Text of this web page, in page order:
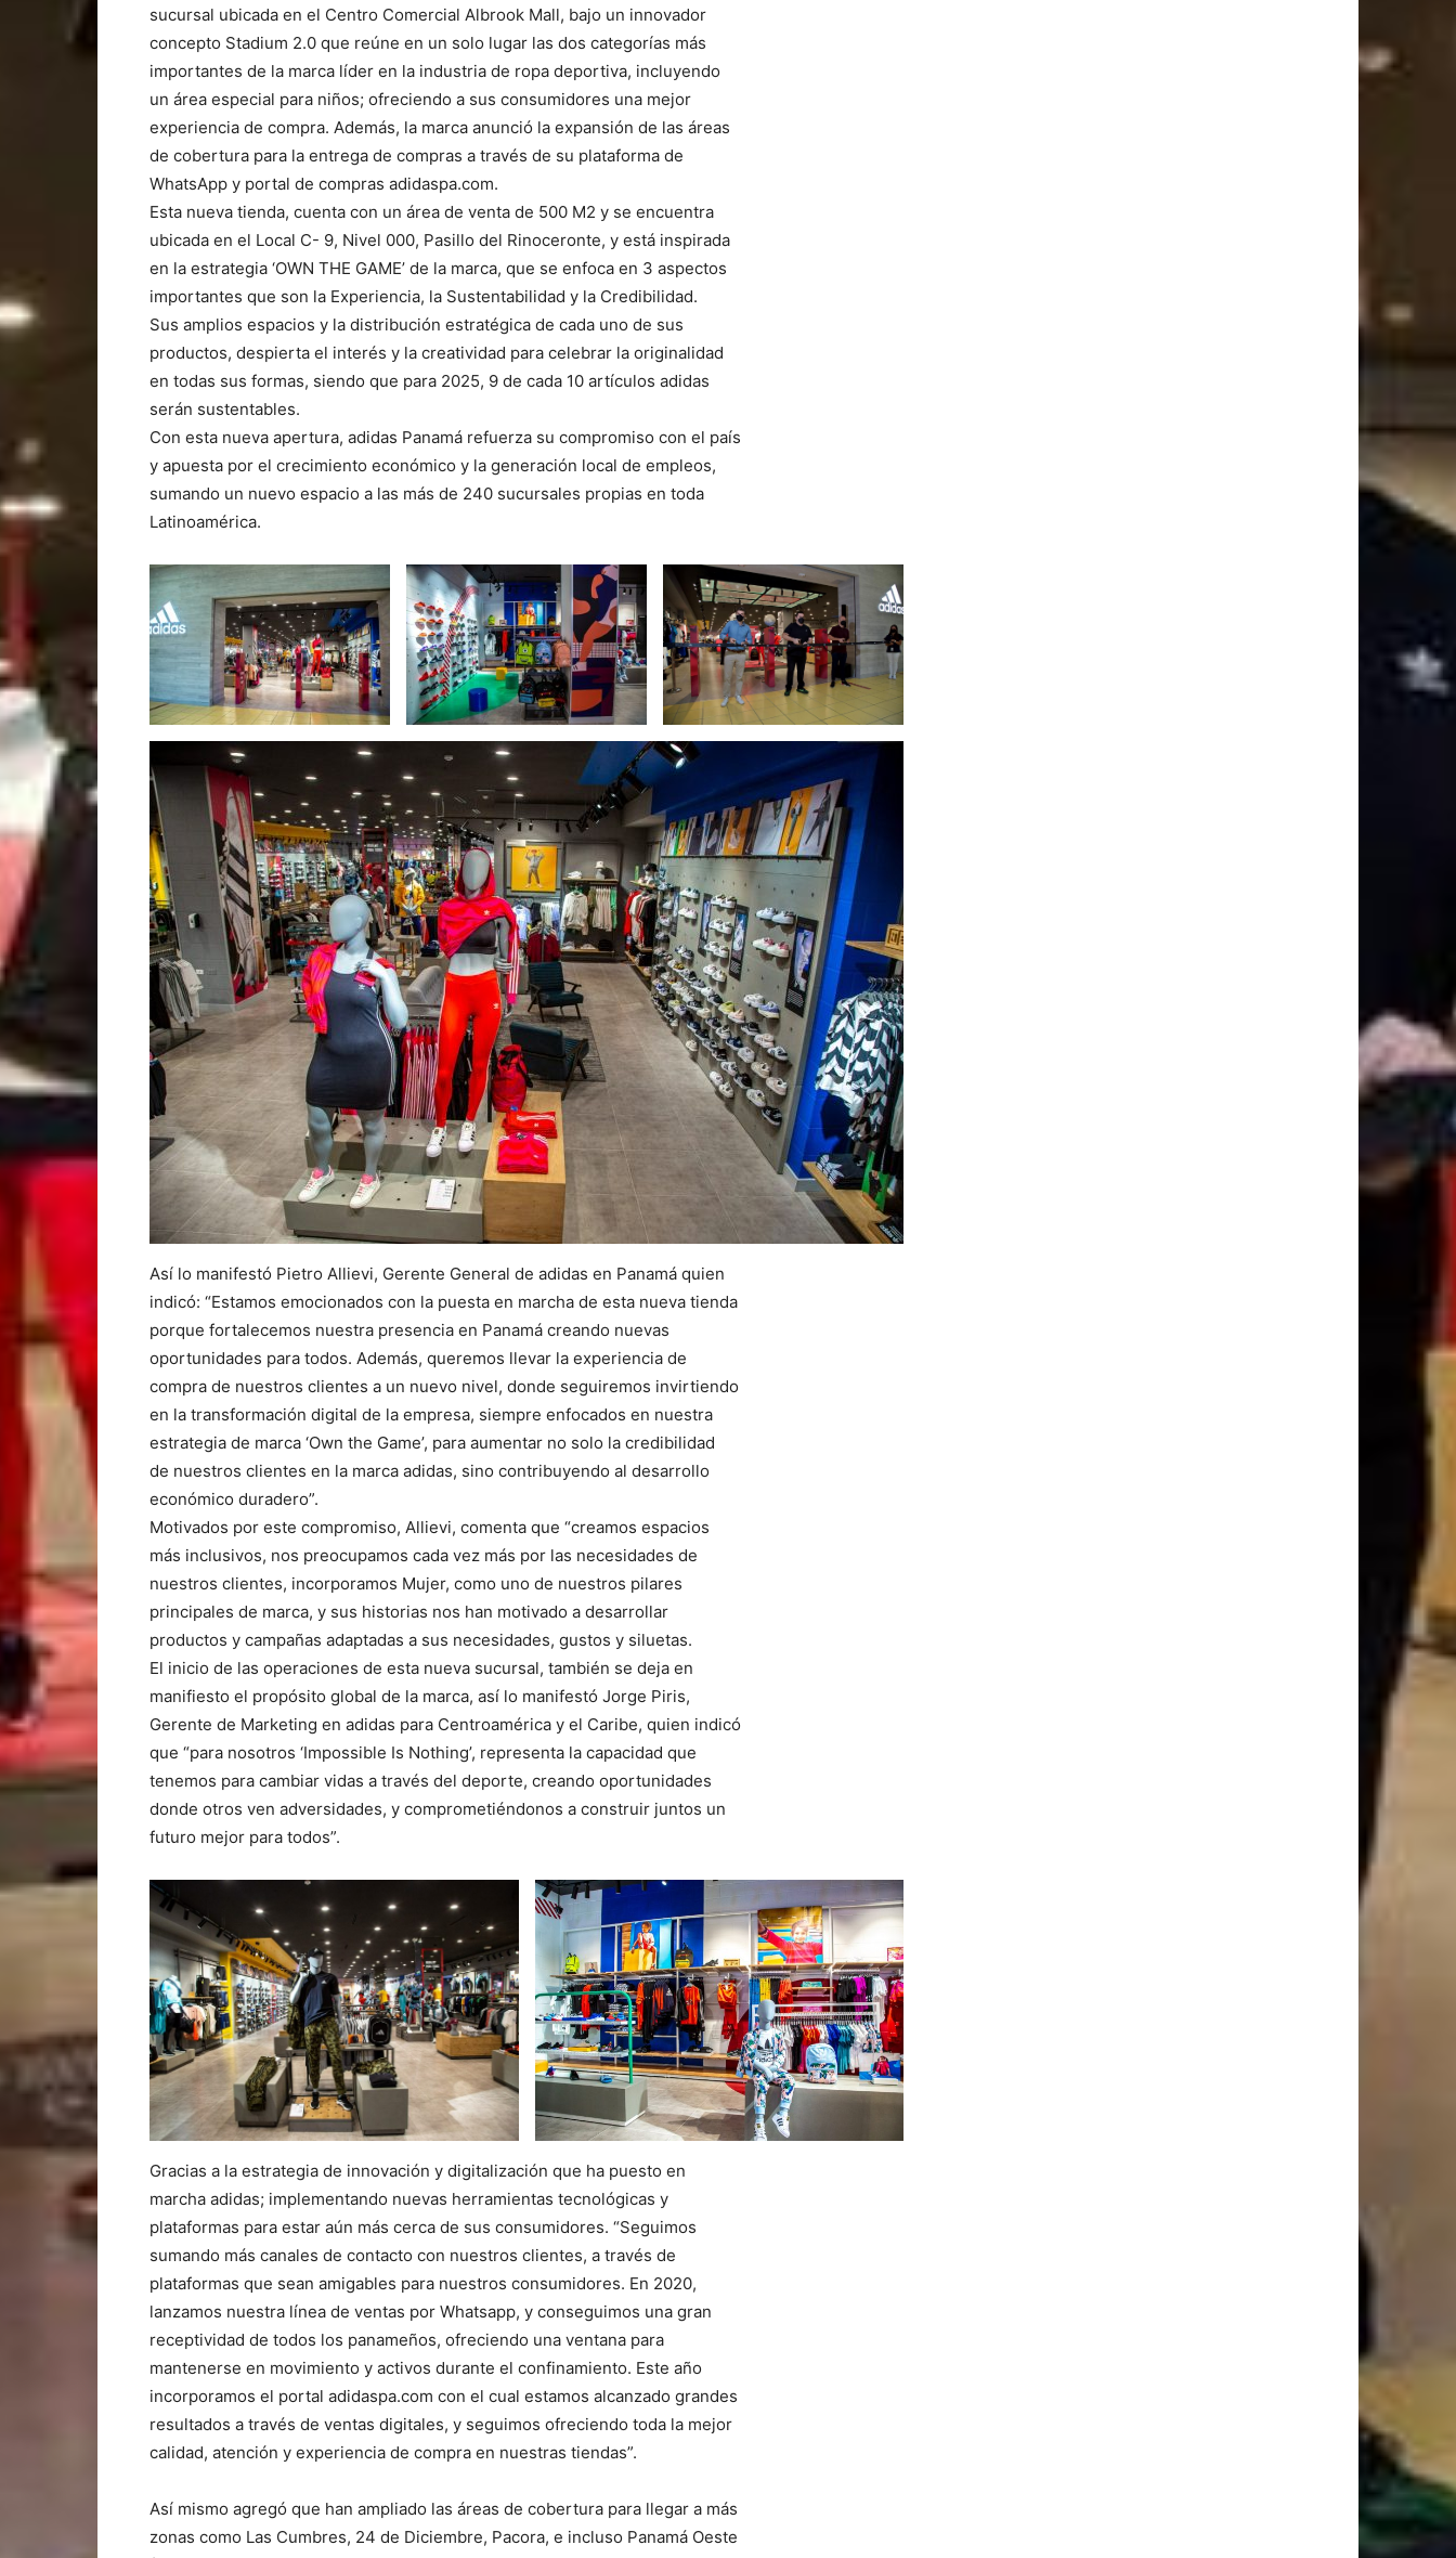
sucursal ubicada en el Centro Comercial Albrook Mall, bajo un innovador
concepto Stadium 2.0 que reúne en un solo lugar las dos categorías más
importantes de la marca líder en la industria de ropa deportiva, incluyendo
un área especial para niños; ofreciendo a sus consumidores una mejor
experiencia de compra. Además, la marca anunció la expansión de las áreas
de cobertura para la entrega de compras a través de su plataforma de
WhatsApp y portal de compras adidaspa.com.
Esta nueva tienda, cuenta con un área de venta de 500 M2 y se encuentra
ubicada en el Local C- 9, Nivel 000, Pasillo del Rinoceronte, y está inspirada
en la estrategia ‘OWN THE GAME’ de la marca, que se enfoca en 3 aspectos
importantes que son la Experiencia, la Sustentabilidad y la Credibilidad.
Sus amplios espacios y la distribución estratégica de cada uno de sus
productos, despierta el interés y la creatividad para celebrar la originalidad
en todas sus formas, siendo que para 2025, 9 de cada 10 artículos adidas
serán sustentables.
Con esta nueva apertura, adidas Panamá refuerza su compromiso con el país
y apuesta por el crecimiento económico y la generación local de empleos,
sumando un nuevo espacio a las más de 240 sucursales propias en toda
Latinoamérica.
Así lo manifestó Pietro Allievi, Gerente General de adidas en Panamá quien
indicó: “Estamos emocionados con la puesta en marcha de esta nueva tienda
porque fortalecemos nuestra presencia en Panamá creando nuevas
oportunidades para todos. Además, queremos llevar la experiencia de
compra de nuestros clientes a un nuevo nivel, donde seguiremos invirtiendo
en la transformación digital de la empresa, siempre enfocados en nuestra
estrategia de marca ‘Own the Game’, para aumentar no solo la credibilidad
de nuestros clientes en la marca adidas, sino contribuyendo al desarrollo
económico duradero”.
Motivados por este compromiso, Allievi, comenta que “creamos espacios
más inclusivos, nos preocupamos cada vez más por las necesidades de
nuestros clientes, incorporamos Mujer, como uno de nuestros pilares
principales de marca, y sus historias nos han motivado a desarrollar
productos y campañas adaptadas a sus necesidades, gustos y siluetas.
El inicio de las operaciones de esta nueva sucursal, también se deja en
manifiesto el propósito global de la marca, así lo manifestó Jorge Piris,
Gerente de Marketing en adidas para Centroamérica y el Caribe, quien indicó
que “para nosotros ‘Impossible Is Nothing’, representa la capacidad que
tenemos para cambiar vidas a través del deporte, creando oportunidades
donde otros ven adversidades, y comprometiéndonos a construir juntos un
futuro mejor para todos”.
Gracias a la estrategia de innovación y digitalización que ha puesto en
marcha adidas; implementando nuevas herramientas tecnológicas y
plataformas para estar aún más cerca de sus consumidores. “Seguimos
sumando más canales de contacto con nuestros clientes, a través de
plataformas que sean amigables para nuestros consumidores. En 2020,
lanzamos nuestra línea de ventas por Whatsapp, y conseguimos una gran
receptividad de todos los panameños, ofreciendo una ventana para
mantenerse en movimiento y activos durante el confinamiento. Este año
incorporamos el portal adidaspa.com con el cual estamos alcanzado grandes
resultados a través de ventas digitales, y seguimos ofreciendo toda la mejor
calidad, atención y experiencia de compra en nuestras tiendas”.
Así mismo agregó que han ampliado las áreas de cobertura para llegar a más
zonas como Las Cumbres, 24 de Diciembre, Pacora, e incluso Panamá Oeste